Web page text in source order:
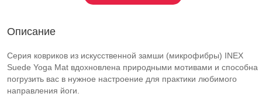
Описание
Серия ковриков из искусственной замши (микрофибры) INEX
Suede Yoga Mat вдохновлена природными мотивами и способна
погрузить вас в нужное настроение для практики любимого
направления йоги.